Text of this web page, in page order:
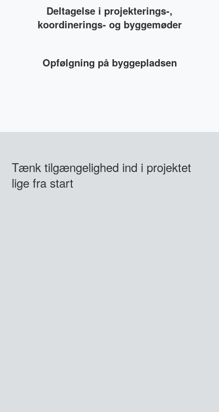
Deltagelse i projekterings-,
koordinerings- og byggemøder
Opfølgning på byggepladsen
Tænk tilgængelighed ind i projektet
lige fra start